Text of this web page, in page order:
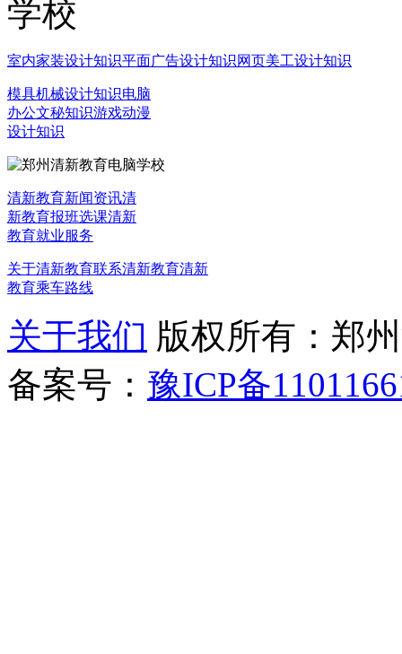
室内家装设计知识平面广告设计知识网页美工设计知识
模具机械设计知识电脑
办公文秘知识游戏动漫
设计知识
清新教育新闻资讯清
新教育报班选课清新
教育就业服务
关于清新教育联系清新教育清新
教育乘车路线
关于我们 版权所有：郑
备案号： 豫ICP备